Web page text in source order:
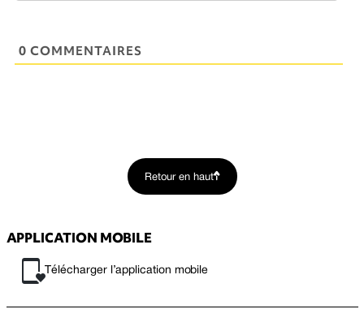
0 COMMENTAIRES
Retour en haut
APPLICATION MOBILE
Télécharger l’application mobile